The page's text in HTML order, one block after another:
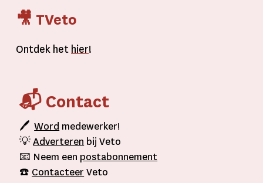
🎥 TVeto
Ontdek het hier!
📬 Contact
🖊Word medewerker!
💡Adverteren bij Veto
📧 Neem een postabonnement
☎️ Contacteer Veto